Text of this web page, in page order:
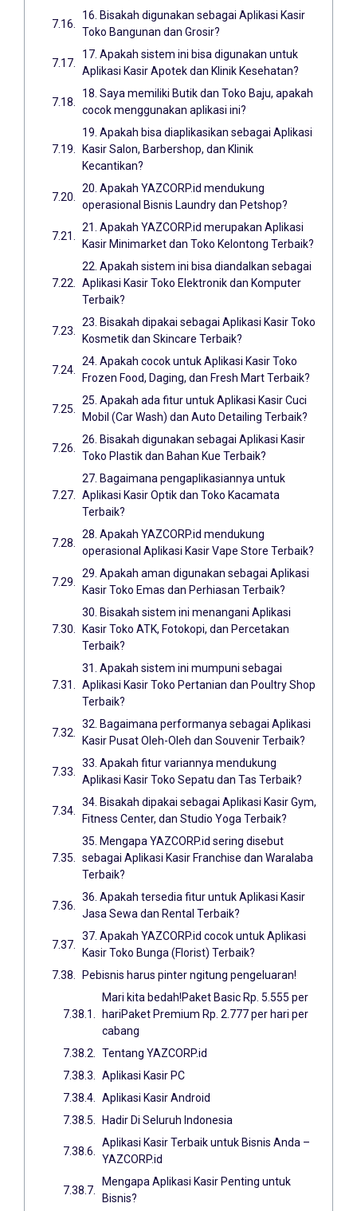
16. Bisakah digunakan sebagai Aplikasi Kasir
Toko Bangunan dan Grosir?
17. Apakah sistem ini bisa digunakan untuk
Aplikasi Kasir Apotek dan Klinik Kesehatan?
18. Saya memiliki Butik dan Toko Baju, apakah
cocok menggunakan aplikasi ini?
19. Apakah bisa diaplikasikan sebagai Aplikasi
Kasir Salon, Barbershop, dan Klinik
Kecantikan?
20. Apakah YAZCORP.id mendukung
operasional Bisnis Laundry dan Petshop?
21. Apakah YAZCORP.id merupakan Aplikasi
Kasir Minimarket dan Toko Kelontong Terbaik?
22. Apakah sistem ini bisa diandalkan sebagai
Aplikasi Kasir Toko Elektronik dan Komputer
Terbaik?
23. Bisakah dipakai sebagai Aplikasi Kasir Toko
Kosmetik dan Skincare Terbaik?
24. Apakah cocok untuk Aplikasi Kasir Toko
Frozen Food, Daging, dan Fresh Mart Terbaik?
25. Apakah ada fitur untuk Aplikasi Kasir Cuci
Mobil (Car Wash) dan Auto Detailing Terbaik?
26. Bisakah digunakan sebagai Aplikasi Kasir
Toko Plastik dan Bahan Kue Terbaik?
27. Bagaimana pengaplikasiannya untuk
Aplikasi Kasir Optik dan Toko Kacamata
Terbaik?
28. Apakah YAZCORP.id mendukung
operasional Aplikasi Kasir Vape Store Terbaik?
29. Apakah aman digunakan sebagai Aplikasi
Kasir Toko Emas dan Perhiasan Terbaik?
30. Bisakah sistem ini menangani Aplikasi
Kasir Toko ATK, Fotokopi, dan Percetakan
Terbaik?
31. Apakah sistem ini mumpuni sebagai
Aplikasi Kasir Toko Pertanian dan Poultry Shop
Terbaik?
32. Bagaimana performanya sebagai Aplikasi
Kasir Pusat Oleh-Oleh dan Souvenir Terbaik?
33. Apakah fitur variannya mendukung
Aplikasi Kasir Toko Sepatu dan Tas Terbaik?
34. Bisakah dipakai sebagai Aplikasi Kasir Gym,
Fitness Center, dan Studio Yoga Terbaik?
35. Mengapa YAZCORP.id sering disebut
sebagai Aplikasi Kasir Franchise dan Waralaba
Terbaik?
36. Apakah tersedia fitur untuk Aplikasi Kasir
Jasa Sewa dan Rental Terbaik?
37. Apakah YAZCORP.id cocok untuk Aplikasi
Kasir Toko Bunga (Florist) Terbaik?
Pebisnis harus pinter ngitung pengeluaran!
Mari kita bedah!Paket Basic Rp. 5.555 per
hariPaket Premium Rp. 2.777 per hari per
cabang
Tentang YAZCORP.id
Aplikasi Kasir PC
Aplikasi Kasir Android
Hadir Di Seluruh Indonesia
Aplikasi Kasir Terbaik untuk Bisnis Anda –
YAZCORP.id
Mengapa Aplikasi Kasir Penting untuk
Bisnis?